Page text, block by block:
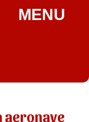
MENU
aeronave